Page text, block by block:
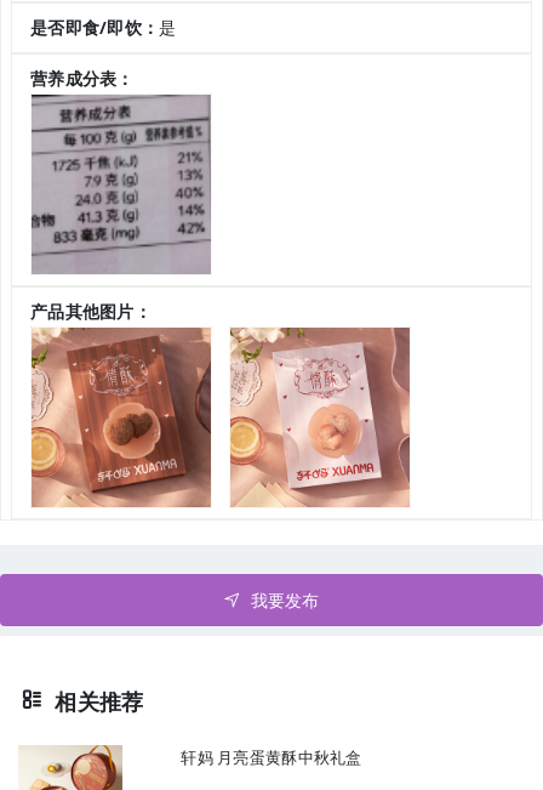
是否即食/即饮：是
营养成分表：
产品其他图片：
我要发布
相关推荐
轩妈 月亮蛋黄酥中秋礼盒